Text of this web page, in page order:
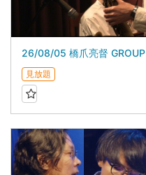
26/08/05 橋爪亮督 GROUP
見放題